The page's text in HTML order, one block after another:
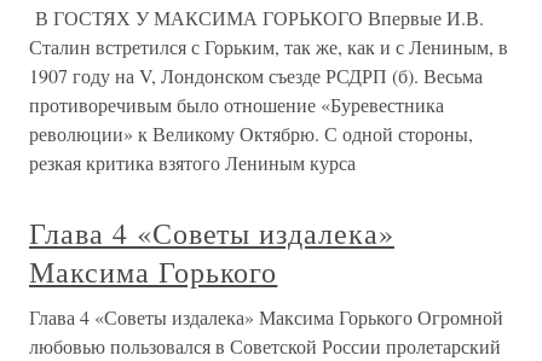
В ГОСТЯХ У МАКСИМА ГОРЬКОГО Впервые И.В.
Сталин встретился с Горьким, так же, как и с Лениным, в
1907 году на V, Лондонском съезде РСДРП (б). Весьма
противоречивым было отношение «Буревестника
революции» к Великому Октябрю. С одной стороны,
резкая критика взятого Лениным курса
Глава 4 «Советы издалека»
Максима Горького
Глава 4 «Советы издалека» Максима Горького Огромной
любовью пользовался в Советской России пролетарский